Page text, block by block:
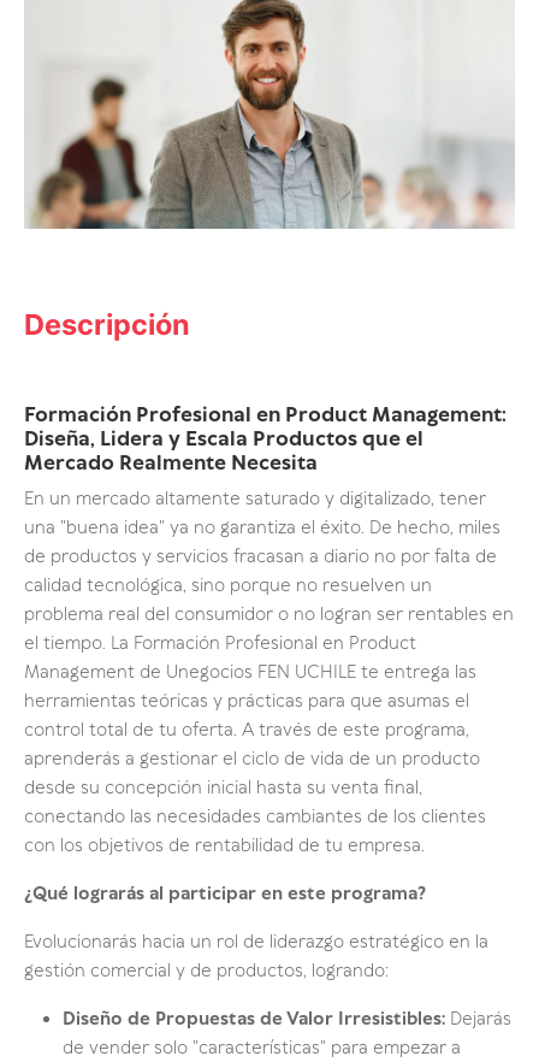
Descripción
Formación Profesional en Product Management:
Diseña, Lidera y Escala Productos que el
Mercado Realmente Necesita
En un mercado altamente saturado y digitalizado, tener
una "buena idea" ya no garantiza el éxito. De hecho, miles
de productos y servicios fracasan a diario no por falta de
calidad tecnológica, sino porque no resuelven un
problema real del consumidor o no logran ser rentables en
el tiempo. La Formación Profesional en Product
Management de Unegocios FEN UCHILE te entrega las
herramientas teóricas y prácticas para que asumas el
control total de tu oferta. A través de este programa,
aprenderás a gestionar el ciclo de vida de un producto
desde su concepción inicial hasta su venta final,
conectando las necesidades cambiantes de los clientes
con los objetivos de rentabilidad de tu empresa.
¿Qué lograrás al participar en este programa?
Evolucionarás hacia un rol de liderazgo estratégico en la
gestión comercial y de productos, logrando:
Diseño de Propuestas de Valor Irresistibles: Dejarás
de vender solo "características" para empezar a